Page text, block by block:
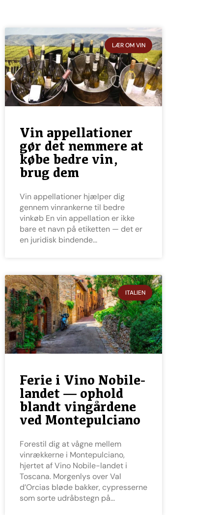
LÆR OM VIN
Vin appellationer
gør det nemmere at
købe bedre vin,
brug dem
Vin appellationer hjælper dig
gennem vinrankerne til bedre
vinkøb En vin appellation er ikke
bare et navn på etiketten — det er
en juridisk bindende
ITALIEN
Ferie i Vino Nobile-
landet — ophold
blandt vingårdene
ved Montepulciano
Forestil dig at vågne mellem
vinrækkerne i Montepulciano,
hjertet af Vino Nobile-landet i
Toscana. Morgenlys over Val
d’Orcias bløde bakker, cypresserne
som sorte udråbstegn på